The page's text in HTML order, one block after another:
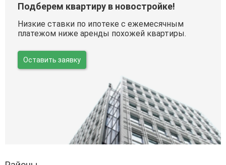
Подберем квартиру в новостройке!
Низкие ставки по ипотеке с ежемесячным
платежом ниже аренды похожей квартиры.
Оставить заявку